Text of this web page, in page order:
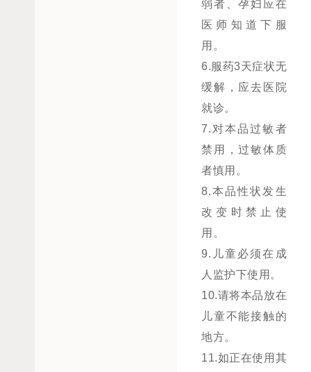
弱者、孕妇应在
医师知道下服
用。
6.服药3天症状无
缓解，应去医院
就诊。
7.对本品过敏者
禁用，过敏体质
者慎用。
8.本品性状发生
改变时禁止使
用。
9.儿童必须在成
人监护下使用。
10.请将本品放在
儿童不能接触的
地方。
11.如正在使用其